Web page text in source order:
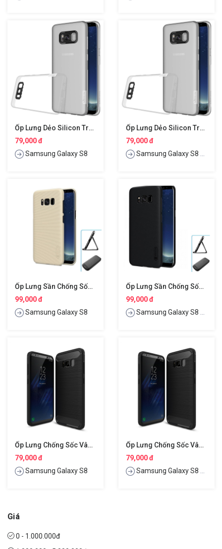
Ốp Lưng Dẻo Silicon Trong Suốt Cho Samsung Galaxy S8 Hiệu Nillkin Nature
79,000 đ
Samsung Galaxy S8
Ốp Lưng Dẻo Silicon Trong Suốt Cho Samsung Galaxy S8 Plus Hiệu Nillkin Nature
79,000 đ
Samsung Galaxy S8 Plus
Ốp Lưng Sần Chống Sốc Cho Samsung Galaxy S8 Hiệu Nillkin Super Frosted Shield
99,000 đ
Samsung Galaxy S8
Ốp Lưng Sần Chống Sốc Cho Samsung Galaxy S8 Plus Hiệu Nillkin Super Frosted Shield
99,000 đ
Samsung Galaxy S8 Plus
Ốp Lưng Chống Sốc Vân Kim Loại Cho Samsung Galaxy S8 Hiệu Likgus
79,000 đ
Samsung Galaxy S8
Ốp Lưng Chống Sốc Vân Kim Loại Cho Samsung Galaxy S8 Plus Hiệu Likgus
79,000 đ
Samsung Galaxy S8 Plus
Giá
0 - 1.000.000đ